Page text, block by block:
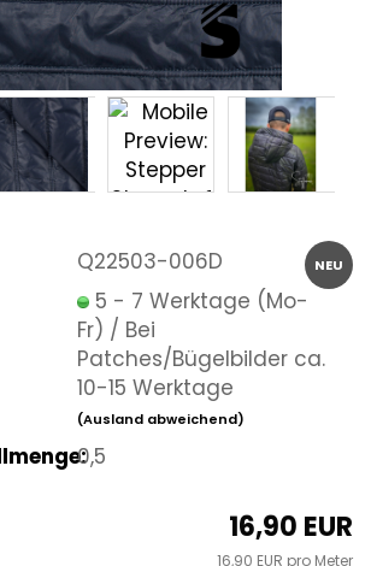
NEU
Q22503-006D
5 - 7 Werktage (Mo-
Fr) / Bei
Patches/Bügelbilder ca.
10-15 Werktage
(Ausland abweichend)
0,5
16,90 EUR
16,90 EUR pro Meter